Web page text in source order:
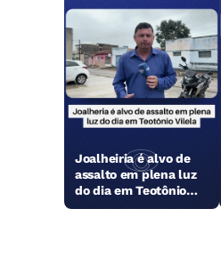
Joalheiria é alvo de
assalto em plena luz
do dia em Teotônio
Vilela